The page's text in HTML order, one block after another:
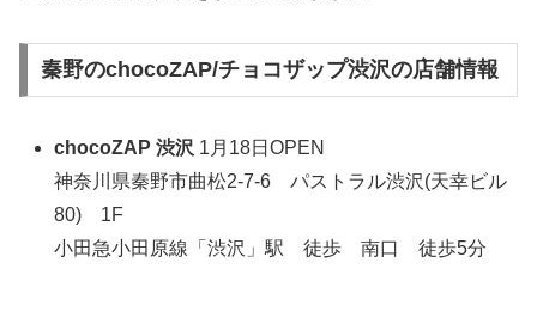
秦野のchocoZAP/チョコザップ渋沢の店舗情報
chocoZAP 渋沢 1月18日OPEN
神奈川県秦野市曲松2-7-6 パストラル渋沢(天幸ビル
80) 1F
小田急小田原線「渋沢」駅 徒歩 南口 徒歩5分